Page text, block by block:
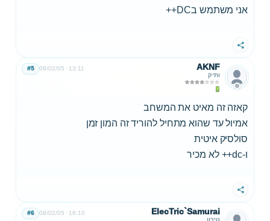
אני משתמש בDC++
שתף
AKNF
ותיק
08/02/05 13:11
#5
קאזה זה מאיט את המשחב
אמיול עד שהוא מתחיל להוריד זה המון זמן
סולסיק איטית
ו-dc++ לא מכיר
שתף
ElecTric`Samurai
טירון
08/02/05 16:10
#6